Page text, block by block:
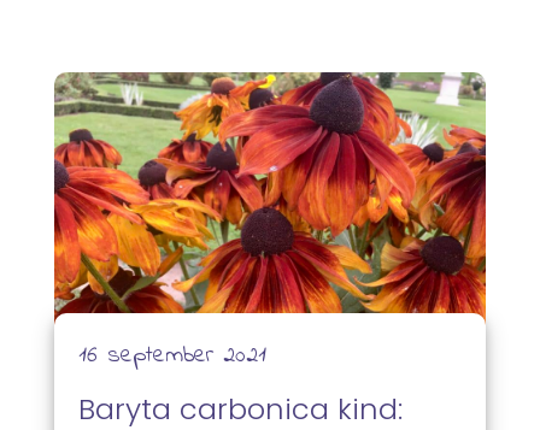
16 september 2021
Baryta carbonica kind: